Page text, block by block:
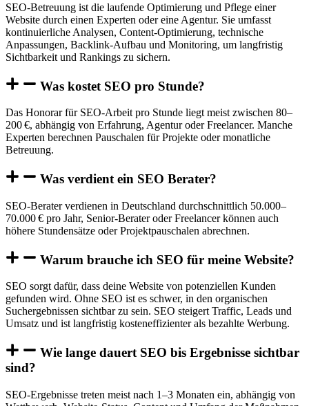
SEO-Betreuung ist die laufende Optimierung und Pflege einer
Website durch einen Experten oder eine Agentur. Sie umfasst
kontinuierliche Analysen, Content-Optimierung, technische
Anpassungen, Backlink-Aufbau und Monitoring, um langfristig
Sichtbarkeit und Rankings zu sichern.
Was kostet SEO pro Stunde?
Das Honorar für SEO-Arbeit pro Stunde liegt meist zwischen 80–
200 €, abhängig von Erfahrung, Agentur oder Freelancer. Manche
Experten berechnen Pauschalen für Projekte oder monatliche
Betreuung.
Was verdient ein SEO Berater?
SEO-Berater verdienen in Deutschland durchschnittlich 50.000–
70.000 € pro Jahr, Senior-Berater oder Freelancer können auch
höhere Stundensätze oder Projektpauschalen abrechnen.
Warum brauche ich SEO für meine Website?
SEO sorgt dafür, dass deine Website von potenziellen Kunden
gefunden wird. Ohne SEO ist es schwer, in den organischen
Suchergebnissen sichtbar zu sein. SEO steigert Traffic, Leads und
Umsatz und ist langfristig kosteneffizienter als bezahlte Werbung.
Wie lange dauert SEO bis Ergebnisse sichtbar
sind?
SEO-Ergebnisse treten meist nach 1–3 Monaten ein, abhängig von